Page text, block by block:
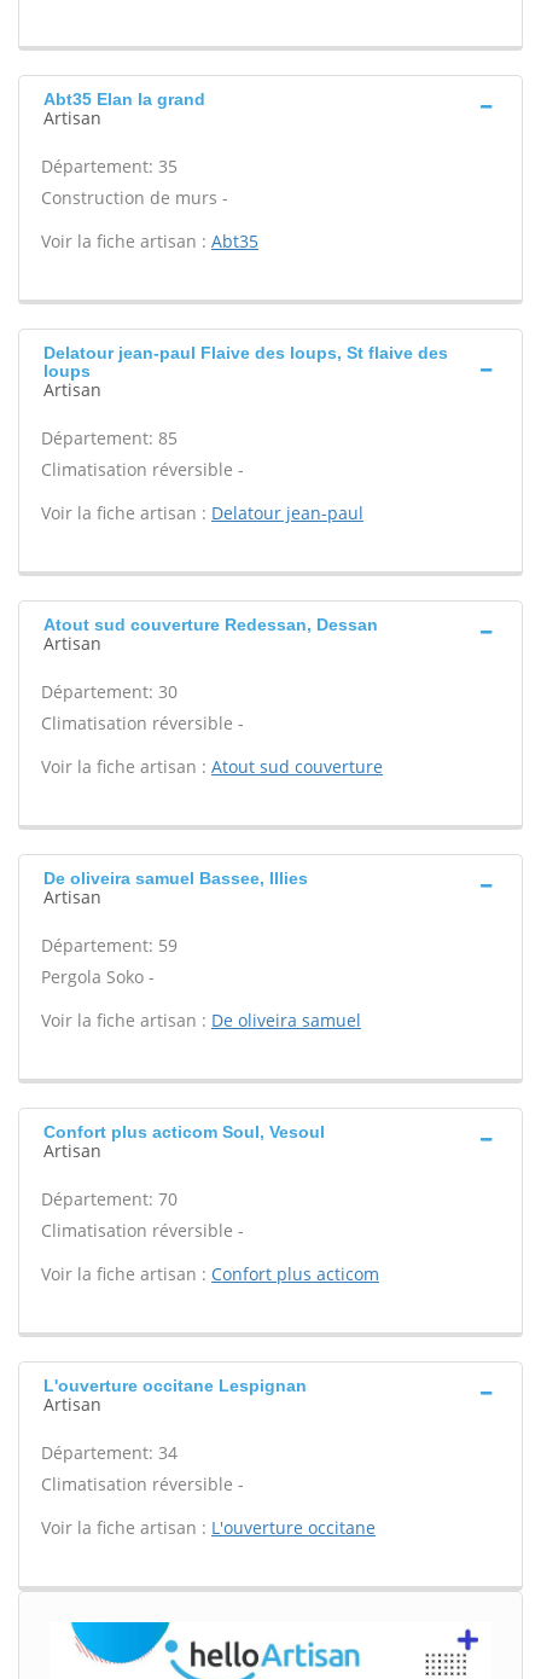
Abt35 Elan la grand
Artisan
Département: 35
Construction de murs -
Voir la fiche artisan : Abt35
Delatour jean-paul Flaive des loups, St flaive des
loups
Artisan
Département: 85
Climatisation réversible -
Voir la fiche artisan : Delatour jean-paul
Atout sud couverture Redessan, Dessan
Artisan
Département: 30
Climatisation réversible -
Voir la fiche artisan : Atout sud couverture
De oliveira samuel Bassee, Illies
Artisan
Département: 59
Pergola Soko -
Voir la fiche artisan : De oliveira samuel
Confort plus acticom Soul, Vesoul
Artisan
Département: 70
Climatisation réversible -
Voir la fiche artisan : Confort plus acticom
L'ouverture occitane Lespignan
Artisan
Département: 34
Climatisation réversible -
Voir la fiche artisan : L'ouverture occitane